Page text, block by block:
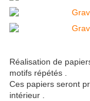
Réalisation de
motifs répétés .
Ces papiers seront
intérieur .